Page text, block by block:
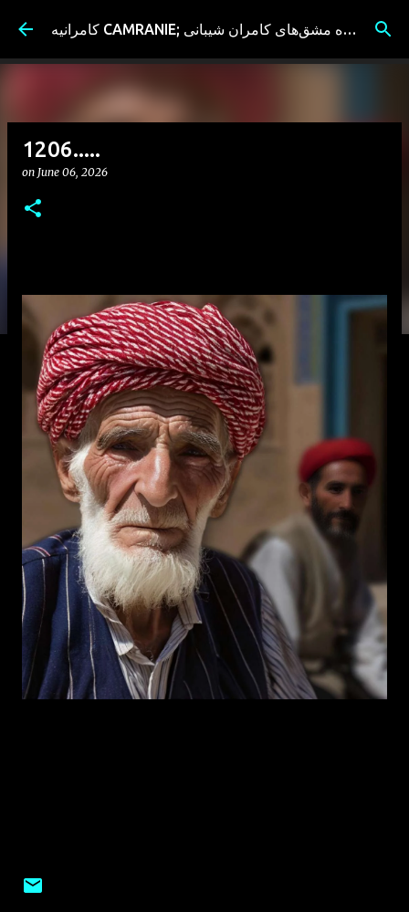
Skip to main content کامرانیه CAMRANIE; سیاه مشق‌های کامران شیبانی
1206.....
on June 06, 2026